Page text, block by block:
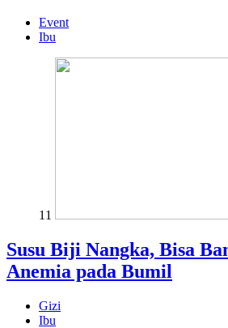
Event
Ibu
11
Susu Biji Nangka, Bisa
Anemia pada Bumil
Gizi
Ibu